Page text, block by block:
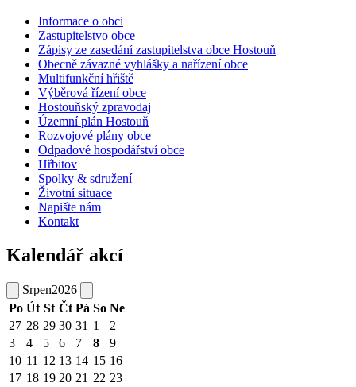
Informace o obci
Zastupitelstvo obce
Zápisy ze zasedání zastupitelstva obce Hostouň
Obecně závazné vyhlášky a nařízení obce
Multifunkční hřiště
Výběrová řízení obce
Hostouňský zpravodaj
Územní plán Hostouň
Rozvojové plány obce
Odpadové hospodářství obce
Hřbitov
Spolky & sdružení
Životní situace
Napište nám
Kontakt
Kalendář akcí
Srpen2026
Po Út St Čt Pá So Ne
27 28 29 30 31 1
2
3
4 5 6 7 8
9
10 11 12 13 14 15 16
17 18 19 20 21 22 23